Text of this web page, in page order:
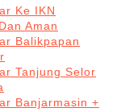
Ke IKN
Aman
Balikpapan
Tanjung Selor
Banjarmasin +